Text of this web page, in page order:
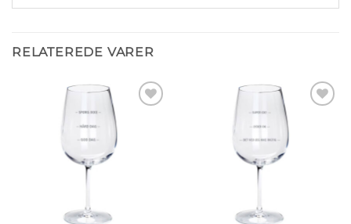
RELATEREDE VARER
ønskeliste
ønskeliste